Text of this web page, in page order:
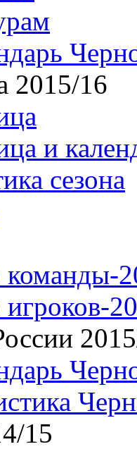
2015/16
и
сезона
15